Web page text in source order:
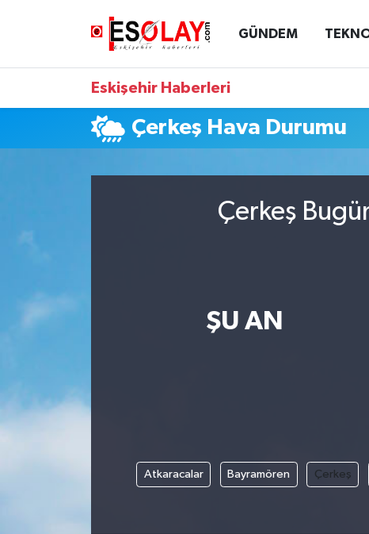
GÜNDEM
Eskişehir Haberleri
Çerkeş Hava Durumu
Çerkeş
ŞU AN
Atkaracalar Bayramören Çerkeş
Eskişehir Namaz Vakitleri
Süper Lig Puan Durumu ve Fikstür